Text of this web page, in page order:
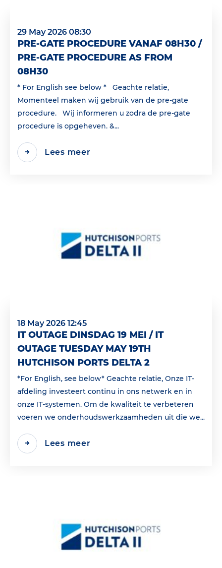
29 May 2026 08:30
PRE-GATE PROCEDURE VANAF 08H30 /
PRE-GATE PROCEDURE AS FROM
08H30
* For English see below * Geachte relatie,
Momenteel maken wij gebruik van de pre-gate
procedure. Wij informeren u zodra de pre-gate
procedure is opgeheven. &...
Lees meer
18 May 2026 12:45
IT OUTAGE DINSDAG 19 MEI / IT
OUTAGE TUESDAY MAY 19TH
HUTCHISON PORTS DELTA 2
*For English, see below* Geachte relatie, Onze IT-
afdeling investeert continu in ons netwerk en in
onze IT-systemen. Om de kwaliteit te verbeteren
voeren we onderhoudswerkzaamheden uit die we...
Lees meer